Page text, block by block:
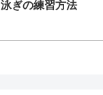
泳ぎの練習方法